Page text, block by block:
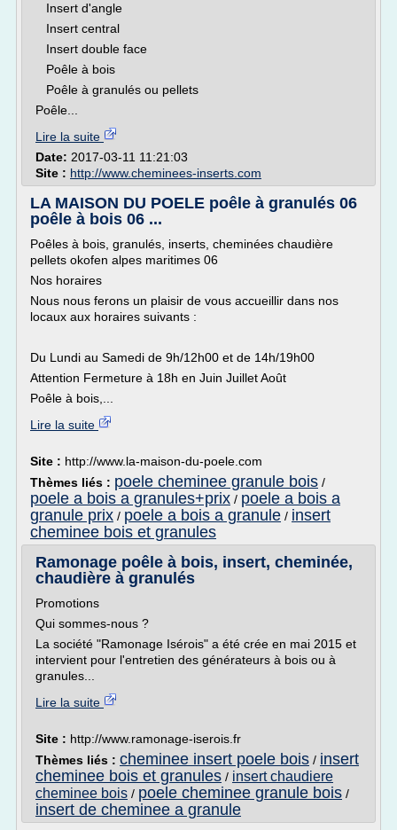
Insert d'angle
Insert central
Insert double face
Poêle à bois
Poêle à granulés ou pellets
Poêle...
Lire la suite
Date: 2017-03-11 11:21:03
Site : http://www.cheminees-inserts.com
LA MAISON DU POELE poêle à granulés 06
poêle à bois 06 ...
Poêles à bois, granulés, inserts, cheminées chaudière
pellets okofen alpes maritimes 06
Nos horaires
Nous nous ferons un plaisir de vous accueillir dans nos
locaux aux horaires suivants :
Du Lundi au Samedi de 9h/12h00 et de 14h/19h00
Attention Fermeture à 18h en Juin Juillet Août
Poêle à bois,...
Lire la suite
Site : http://www.la-maison-du-poele.com
Thèmes liés : poele cheminee granule bois /
poele a bois a granules+prix / poele a bois a
granule prix / poele a bois a granule / insert
cheminee bois et granules
Ramonage poêle à bois, insert, cheminée,
chaudière à granulés
Promotions
Qui sommes-nous ?
La société "Ramonage Isérois" a été crée en mai 2015 et
intervient pour l'entretien des générateurs à bois ou à
granules...
Lire la suite
Site : http://www.ramonage-iserois.fr
Thèmes liés : cheminee insert poele bois / insert
cheminee bois et granules / insert chaudiere
cheminee bois / poele cheminee granule bois /
insert de cheminee a granule